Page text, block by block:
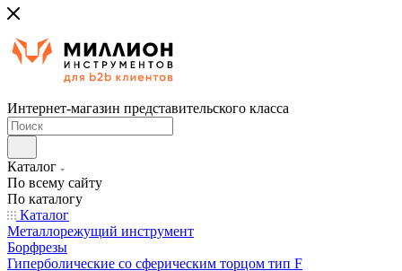
Интернет-магазин представительского класса
Каталог
По всему сайту
По каталогу
Каталог
Металлорежущий инструмент
Борфрезы
Гиперболические cо сферическим торцом тип F